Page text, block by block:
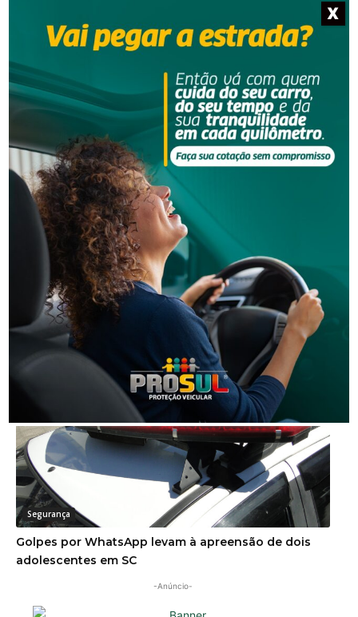
Segurança
Grave acidente na BR-101 envolvendo dois
caminhões deixa um motorista morto
Segurança
Corpo de homem é encontrado em rio
Segurança
Golpes por WhatsApp levam à apreensão de dois
adolescentes em SC
-Anúncio-
X